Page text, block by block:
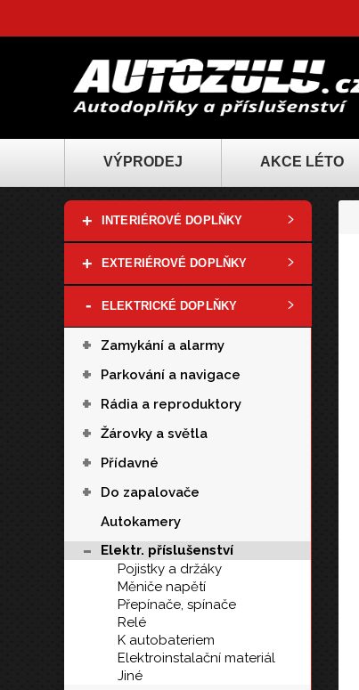
VÝPRODEJ AKCE LÉTO
+ INTERIÉROVÉ DOPLŇKY
+ EXTERIÉROVÉ DOPLŇKY
- ELEKTRICKÉ DOPLŇKY
+ Zamykání a alarmy
+ Parkování a navigace
+ Rádia a reproduktory
+ Žárovky a světla
+ Přídavné
+
Do zapalovače
Autokamery
-
Elektr. příslušenství
Pojistky a držáky
Měniče napětí
Přepínače, spínače
Relé
K autobateriem
Elektroinstalační materiál
Jiné